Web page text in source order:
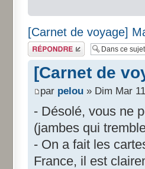
[Carnet de voyage]
Répondre
[Carnet de
par pelou » Dim Mar
- Désolé, vous ne
(jambes qui
- On a fait les
France, il est